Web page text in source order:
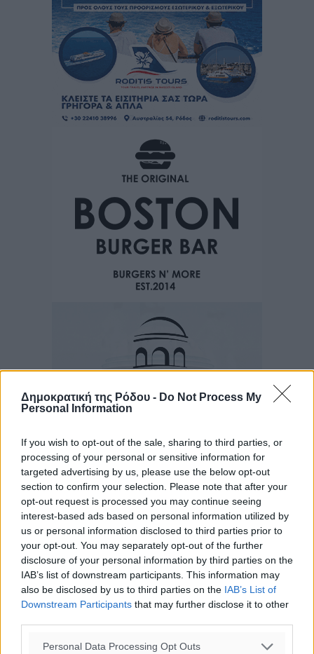
Δημοκρατική της Ρόδου - Do Not Process My
Personal Information
If you wish to opt-out of the sale, sharing to third parties, or
processing of your personal or sensitive information for
targeted advertising by us, please use the below opt-out
section to confirm your selection. Please note that after your
opt-out request is processed you may continue seeing
interest-based ads based on personal information utilized by
us or personal information disclosed to third parties prior to
your opt-out. You may separately opt-out of the further
disclosure of your personal information by third parties on the
IAB’s list of downstream participants. This information may
also be disclosed by us to third parties on the IAB’s List of
Downstream Participants that may further disclose it to other
Personal Data Processing Opt Outs
Ροή ειδήσεων
Η Meridiam ξεκλειδώνει τις έρευνες βυθού στη
θαλάσσια περιοχή Κάσου και Καρπάθου
Τοπικές Ειδήσεις• πριν 3 ώρες
Παρουσίαση βιβλίου του Α. Χατζημιχαήλ – Τιμητική